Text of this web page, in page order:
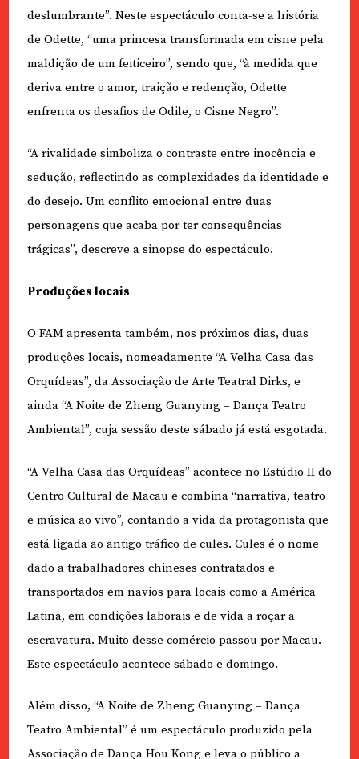
deslumbrante”. Neste espectáculo conta-se a história
de Odette, “uma princesa transformada em cisne pela
maldição de um feiticeiro”, sendo que, “à medida que
deriva entre o amor, traição e redenção, Odette
enfrenta os desafios de Odile, o Cisne Negro”.
“A rivalidade simboliza o contraste entre inocência e
sedução, reflectindo as complexidades da identidade e
do desejo. Um conflito emocional entre duas
personagens que acaba por ter consequências
trágicas”, descreve a sinopse do espectáculo.
Produções locais
O FAM apresenta também, nos próximos dias, duas
produções locais, nomeadamente “A Velha Casa das
Orquídeas”, da Associação de Arte Teatral Dirks, e
ainda “A Noite de Zheng Guanying – Dança Teatro
Ambiental”, cuja sessão deste sábado já está esgotada.
“A Velha Casa das Orquídeas” acontece no Estúdio II do
Centro Cultural de Macau e combina “narrativa, teatro
e música ao vivo”, contando a vida da protagonista que
está ligada ao antigo tráfico de cules. Cules é o nome
dado a trabalhadores chineses contratados e
transportados em navios para locais como a América
Latina, em condições laborais e de vida a roçar a
escravatura. Muito desse comércio passou por Macau.
Este espectáculo acontece sábado e domingo.
Além disso, “A Noite de Zheng Guanying – Dança
Teatro Ambiental” é um espectáculo produzido pela
Associação de Dança Hou Kong e leva o público a